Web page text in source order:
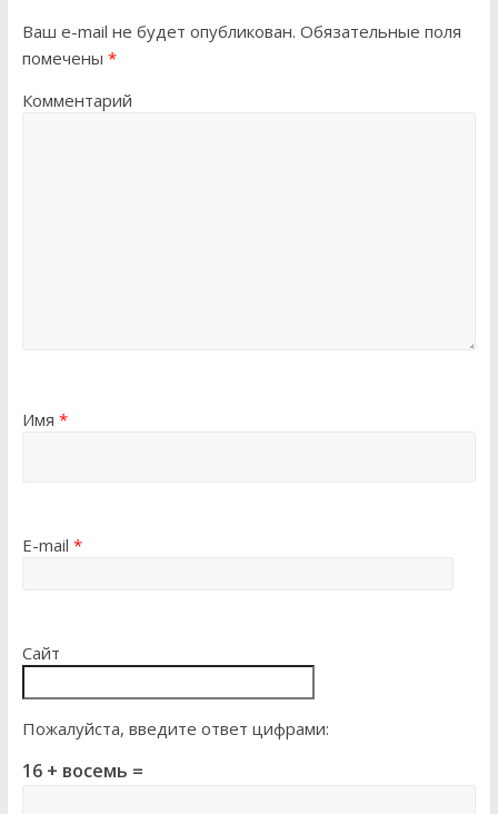
Ваш e-mail не будет опубликован. Обязательные поля
помечены *
Комментарий
Имя *
E-mail *
Сайт
Пожалуйста, введите ответ цифрами:
16 + восемь =